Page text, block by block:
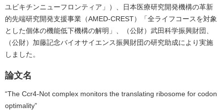
ユビキチンニューフロンティア」）、日本医療研究開発機構の革新
的先端研究開発支援事業（AMED-CREST）「全ライフコースを対象
とした個体の機能低下機構の解明」、（公財）武田科学振興財団、
（公財）加藤記念バイオサイエンス振興財団の研究助成により実施
しました。
論文名
“The Ccr4-Not complex monitors the translating ribosome for codon
optimality”